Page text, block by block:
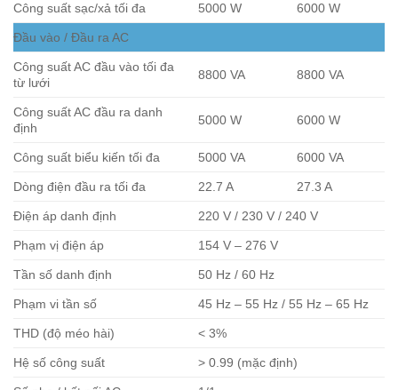
Công suất sạc/xả tối đa 5000 W 6000 W
Đầu vào / Đầu ra AC
Công suất AC đầu vào tối đa
từ lưới
8800 VA 8800 VA
Công suất AC đầu ra danh
định
5000 W 6000 W
Công suất biểu kiến tối đa 5000 VA 6000 VA
Dòng điện đầu ra tối đa 22.7 A 27.3 A
Điện áp danh định 220 V / 230 V / 240 V
Phạm vị điện áp 154 V – 276 V
Tần số danh định 50 Hz / 60 Hz
Phạm vi tần số 45 Hz – 55 Hz / 55 Hz – 65 Hz
THD (độ méo hài) < 3%
Hệ số công suất > 0.99 (mặc định)